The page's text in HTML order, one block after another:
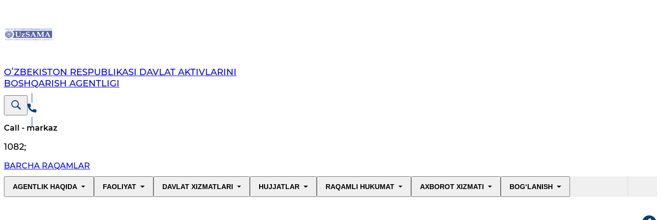
OʻZBEKISTON RESPUBLIKASI DAVLAT AKTIVLARINI
BOSHQARISH AGENTLIGI
Call - markaz
1082;
BARCHA RAQAMLAR
AGENTLIK HAQIDA FAOLIYAT DAVLAT XIZMATLARI HUJJATLAR RAQAMLI HUKUMAT AXBOROT XIZMATI BOG‘LANISH